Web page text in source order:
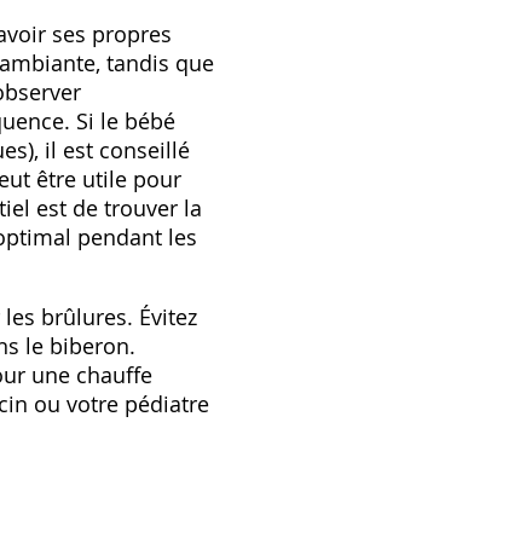
ses propres
tandis que
Si le bébé
il est conseillé
être utile pour
est de trouver la
pendant les
brûlures. Évitez
le biberon.
une chauffe
ou votre pédiatre